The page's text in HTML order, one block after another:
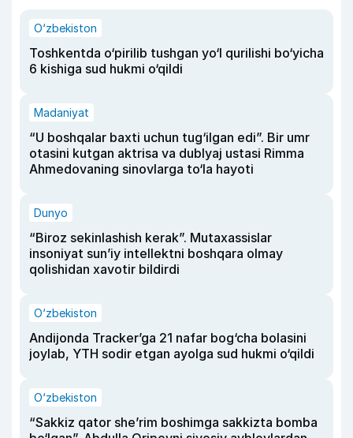
O‘zbekiston
Toshkentda o‘pirilib tushgan yo‘l qurilishi bo‘yicha
6 kishiga sud hukmi o‘qildi
Madaniyat
“U boshqalar baxti uchun tug‘ilgan edi”. Bir umr
otasini kutgan aktrisa va dublyaj ustasi Rimma
Ahmedovaning sinovlarga to‘la hayoti
Dunyo
“Biroz sekinlashish kerak”. Mutaxassislar
insoniyat sun’iy intellektni boshqara olmay
qolishidan xavotir bildirdi
O‘zbekiston
Andijonda Tracker’ga 21 nafar bog‘cha bolasini
joylab, YTH sodir etgan ayolga sud hukmi o‘qildi
O‘zbekiston
“Sakkiz qator she’rim boshimga sakkizta bomba